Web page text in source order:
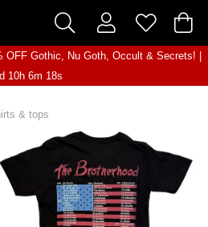
Gothic, Nu Goth, Occult & Secrets! |
10h 6m 18s
& tops